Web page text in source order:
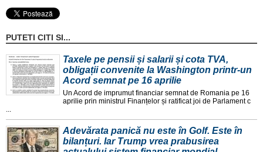
PUTETI CITI SI...
Taxele pe pensii și salarii și cota TVA,
obligații convenite la Washington printr-un
Acord semnat pe 16 aprilie
Un Acord de imprumut financiar semnat de Romania pe 16
aprilie prin ministrul Finanțelor și ratificat joi de Parlament c
Adevărata panică nu este în Golf. Este în
bilanțuri. Iar Trump vrea prabusirea